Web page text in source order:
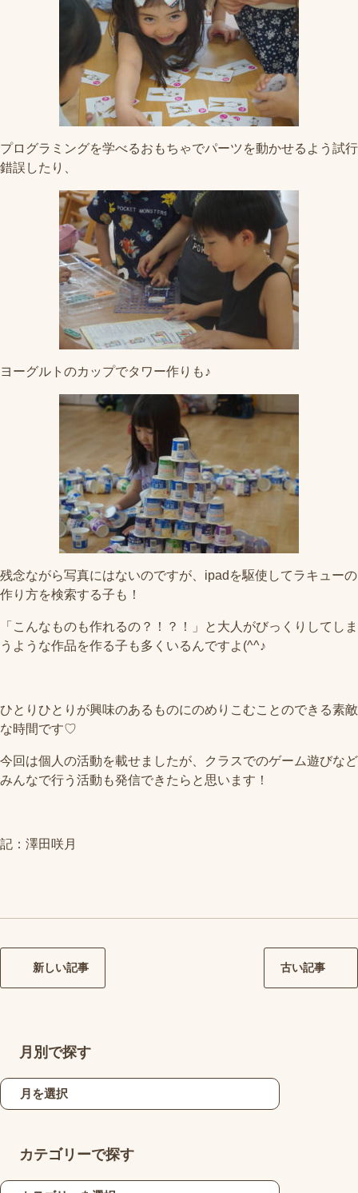
プログラミングを学べるおもちゃでパーツを動かせるよう試行
錯誤したり、
ヨーグルトのカップでタワー作りも♪
残念ながら写真にはないのですが、ipadを駆使してラキューの
作り方を検索する子も！
「こんなものも作れるの？！？！」と大人がびっくりしてしま
うような作品を作る子も多くいるんですよ(^^♪
ひとりひとりが興味のあるものにのめりこむことのできる素敵
な時間です♡
今回は個人の活動を載せましたが、クラスでのゲーム遊びなど
みんなで行う活動も発信できたらと思います！
記：澤田咲月
新しい記事 古い記事
月別で探す
カテゴリーで探す